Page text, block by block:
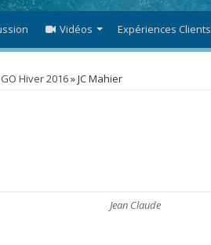
Vidéos Expériences Clients
Hiver 2016»JC Mahier
Jean Claude